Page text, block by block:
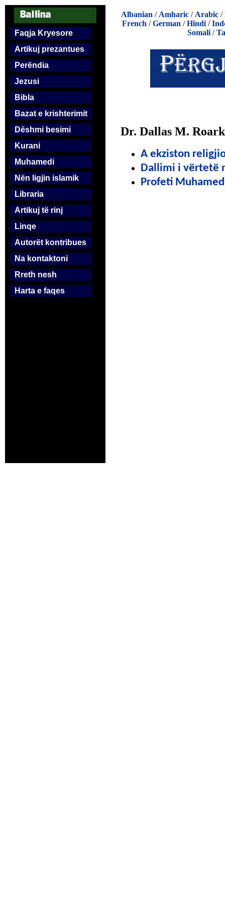
Faqja Kryesore
Artikuj prezantues
Perëndia
Jezusi
Bibla
Bazat e krishterimit
Dëshmi besimi
Kurani
Muhamedi
Nën ligjin islamik
Libraria
Artikuj të rinj
Linqe
Autorët kontribues
Na kontaktoni
Rreth nesh
Harta e faqes
Albanian / Amharic / Arabic /
French /German /Hindi /
Somali/
Dr. Dallas M. Roark
A ekziston
Dallimi i vërtetë
Profeti